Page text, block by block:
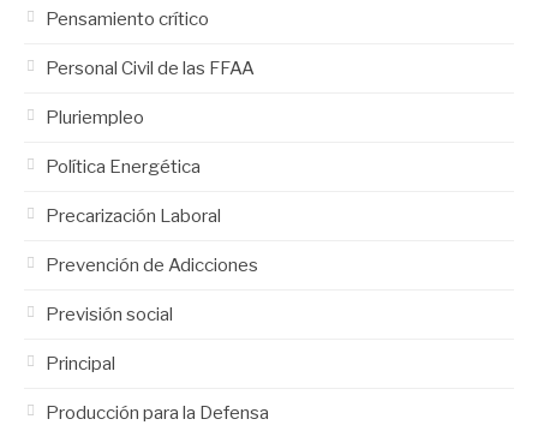
Pensamiento crítico
Personal Civil de las FFAA
Pluriempleo
Política Energética
Precarización Laboral
Prevención de Adicciones
Previsión social
Principal
Producción para la Defensa